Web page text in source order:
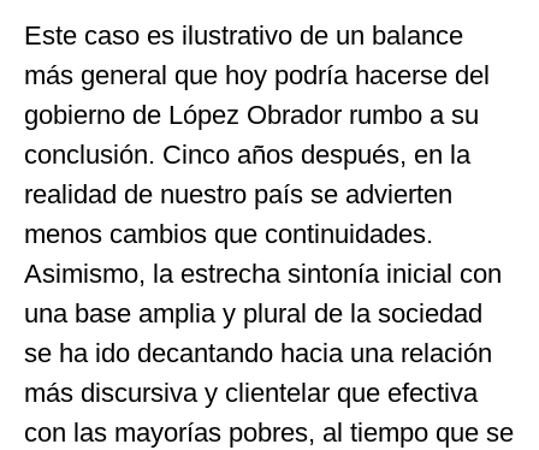
Este caso es ilustrativo de un balance
más general que hoy podría hacerse del
gobierno de López Obrador rumbo a su
conclusión. Cinco años después, en la
realidad de nuestro país se advierten
menos cambios que continuidades.
Asimismo, la estrecha sintonía inicial con
una base amplia y plural de la sociedad
se ha ido decantando hacia una relación
más discursiva y clientelar que efectiva
con las mayorías pobres, al tiempo que se